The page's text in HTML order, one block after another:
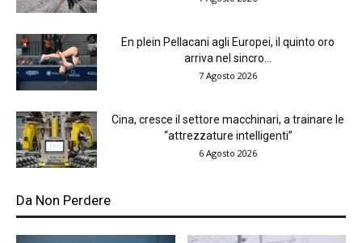
En plein Pellacani agli Europei, il quinto oro
arriva nel sincro...
7 Agosto 2026
Cina, cresce il settore macchinari, a trainare le
“attrezzature intelligenti”
6 Agosto 2026
Da Non Perdere